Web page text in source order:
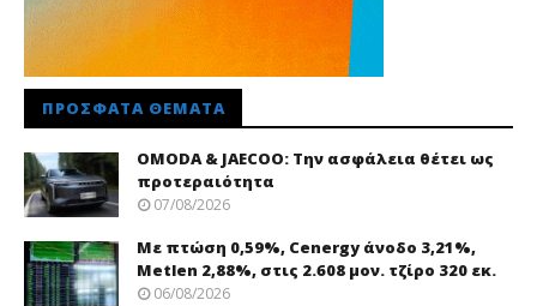
ΠΡΌΣΦΑΤΑ ΘΈΜΑΤΑ
OMODA & JAECOO: Την ασφάλεια θέτει ως
προτεραιότητα
07/08/2026
Με πτώση 0,59%, Cenergy άνοδο 3,21%,
Metlen 2,88%, στις 2.608 μον. τζίρο 320 εκ.
06/08/2026